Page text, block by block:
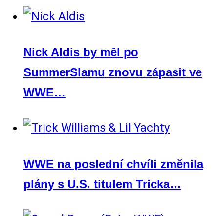
Nick Aldis by měl po
SummerSlamu znovu zápasit ve
WWE…
WWE na poslední chvíli změnila
plány s U.S. titulem Tricka…